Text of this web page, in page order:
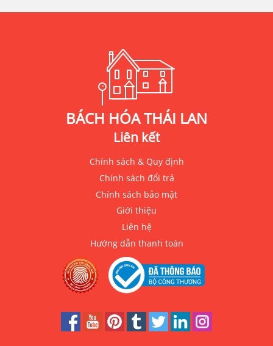
BÁCH HÓA THÁI LAN
Liên kết
Chính sách & Quy định
Chính sách đổi trả
Chính sách bảo mật
Giới thiệu
Liên hệ
Hướng dẫn thanh toán